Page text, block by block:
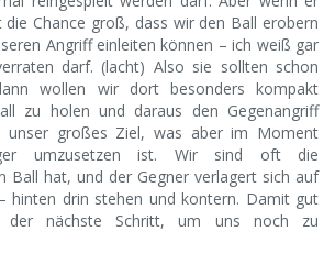
Chance groß, dass wir den Ball erobern
Angriff einleiten können – ich weiß gar
darf. (lacht) Also sie sollten schon
wollen wir dort besonders kompakt
zu holen und daraus den Gegenangriff
unser großes Ziel, was aber im Moment
umzusetzen ist. Wir sind oft die
Ball hat, und der Gegner verlagert sich auf
hinten drin stehen und kontern. Damit gut
der nächste Schritt, um uns noch zu